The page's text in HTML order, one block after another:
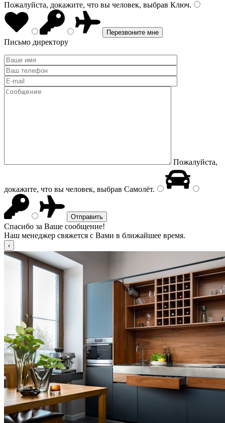
Пожалуйста, докажите, что вы человек, выбрав Ключ.
Письмо директору
Пожалуйста,
докажите, что вы человек, выбрав Самолёт.
Спасибо за Ваше сообщение!
Наш менеджер свяжется с Вами в ближайшее время.